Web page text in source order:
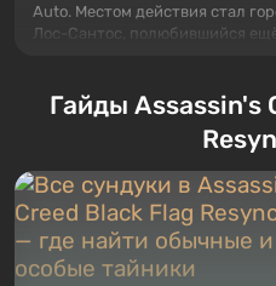
Auto. Местом действия стал
Лос-Сантос, полюбившийся
сразу трех персонажей:
Тревора и Франклина, между
Жанр и...
Гайды Assassin's